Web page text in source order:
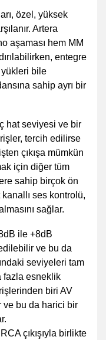
özel, yüksek
Artera
aşaması hem MM
entegre
yükleri bile
sahip ayrı bir
hat seviyesi ve bir
tercih edilirse
çıkışa mümkün
için diğer tüm
sahip birçok ön
ses kontrolü,
sağlar.
ile +8dB
ve bu da
seviyeleri tam
fazla esneklik
biri AV
ve bu da harici bir
çıkışıyla birlikte